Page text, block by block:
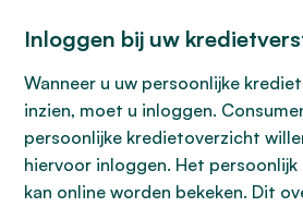
Inloggen bij uw
Wanneer u uw persoonlijke
inzien, moet u inloggen.
persoonlijke kredietoverzicht
hiervoor inloggen. Het
kan online worden bekeken. Dit